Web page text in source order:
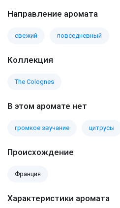
Направление аромата
свежий повседневный
Коллекция
The Colognes
В этом аромате нет
громкое звучание цитрусы
Происхождение
Франция
Характеристики аромата